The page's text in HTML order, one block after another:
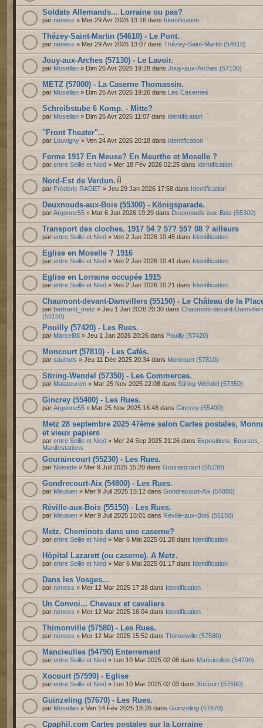
Soldats Allemands... Lorraine ou pas?
par neness » Mer 29 Avr 2026 13:16 dans Identification
Thézey-Saint-Martin (54610) - Le Pont.
par neness » Mer 29 Avr 2026 13:07 dans Thézey-Saint-Martin (54610)
Jouy-aux-Arches (57130) - Le Lavoir.
par Mosellan » Dim 26 Avr 2026 19:28 dans Jouy-aux-Arches (57130)
METZ (57000) - La Caserne Thomassin.
par Mosellan » Dim 26 Avr 2026 19:26 dans Les Casernes
Schreibstube 6 Komp. - Mitte?
par Mosellan » Dim 26 Avr 2026 11:07 dans Identification
"Front Theater"...
par Louvigny » Ven 24 Avr 2026 20:18 dans Identification
Ferme 1917 En Meuse? En Meurthe et Moselle ?
par entre Seille et Nied » Mer 18 Fév 2026 02:25 dans Identification
Nord-Est de Verdun.
par Frédéric RADET » Jeu 29 Jan 2026 17:58 dans Identification
Deuxnouds-aux-Bois (55300) - Königsparade.
par Argonne55 » Mar 6 Jan 2026 19:29 dans Deuxnouds-aux-Bois (55300)
Transport des cloches. 1917 54 ? 57? 55? 08 ? ailleurs
par entre Seille et Nied » Ven 2 Jan 2026 10:45 dans Identification
Eglise en Moselle ? 1916
par entre Seille et Nied » Ven 2 Jan 2026 10:41 dans Identification
Eglise en Lorraine occupée 1915
par entre Seille et Nied » Ven 2 Jan 2026 10:21 dans Identification
Chaumont-devant-Damvillers (55150) - Le Château de la
par bertrand_metz » Jeu 1 Jan 2026 20:30 dans Chaumont-devant-
(55150)
Pouilly (57420) - Les Rues.
par Marcel88 » Jeu 1 Jan 2026 20:26 dans Pouilly (57420)
Moncourt (57810) - Les Cafés.
par saulnois » Jeu 11 Déc 2025 20:34 dans Moncourt (57810)
Stiring-Wendel (57350) - Les Commerces.
par Malatourien » Mar 25 Nov 2025 22:08 dans Stiring-Wendel (57350)
Gincrey (55400) - Les Rues.
par Argonne55 » Mar 25 Nov 2025 16:48 dans Gincrey (55400)
Metz 28 septembre 2025 47ème salon Cartes postales,
et vieux papiers
par entre Seille et Nied » Mer 24 Sep 2025 21:26 dans Expositions, Bourses,
Manifestations
Gouraincourt (55230) - Les Rues.
par Noisette » Mer 9 Juil 2025 15:20 dans Gouraincourt (55230)
Gondrecourt-Aix (54800) - Les Rues.
par Meusien » Mer 9 Juil 2025 15:12 dans Gondrecourt-Aix (54800)
Réville-aux-Bois (55150) - Les Rues.
par Meusien » Mer 9 Juil 2025 15:01 dans Réville-aux-Bois (55150)
Metz. Cheminots dans une caserne?
par entre Seille et Nied » Mar 6 Mai 2025 01:28 dans Identification
Hôpital Lazarett (ou caserne). A Metz.
par entre Seille et Nied » Mar 6 Mai 2025 01:17 dans Identification
Dans les Vosges...
par neness » Mer 12 Mar 2025 17:28 dans Identification
Un Convoi... Chevaux et cavaliers
par neness » Mer 12 Mar 2025 16:04 dans Identification
Thimonville (57580) - Les Rues.
par neness » Mer 12 Mar 2025 15:52 dans Thimonville (57580)
Mancieulles (54790) Enterrement
par entre Seille et Nied » Lun 10 Mar 2025 02:08 dans Mancieulles (54790)
Xocourt (57590) - Eglise
par entre Seille et Nied » Lun 10 Mar 2025 02:03 dans Xocourt (57590)
Guinzeling (57670) - Les Rues.
par Mosellan » Ven 14 Fév 2025 18:26 dans Guinzeling (57670)
Cpaphil.com Cartes postales sur la Lorraine